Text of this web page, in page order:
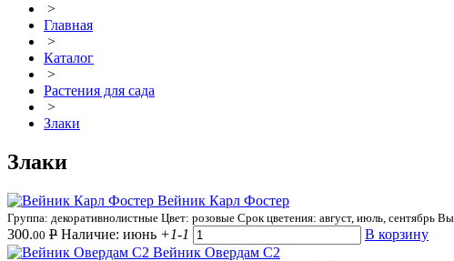
>
Главная
>
Каталог
>
Растения для сада
>
Злаки
Злаки
Вейник Карл Фостер
Группа: декоративнолистные Цвет: розовые Срок цветения: август, июль, сентябрь
300.00 Р Наличие: июнь +1-1
В корзину
Вейник Овердам С2